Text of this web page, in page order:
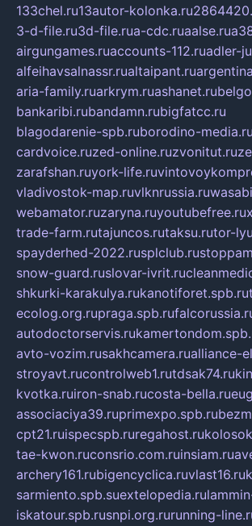
133chel.ru13autor-kolonka.ru
3-d-file.ru3d-file.rua-cdc.ruaalse.ru
airgungames.ruaccounts-112.ruadler-
alfeihavsalnassr.rualtaipant.ru
aria-family.ruarkrym.ruashanet.ru
bankaribi.rubandamn.rubigfatcc.ru
blagodarenie-spb.ruborodino-media.ru
cardvoice.ruzed-online.ruzvonitut.ru
zarafshan.ruyork-life.ru
vladivostok-map.ruvlknrussia.ru
webamator.ruzaryna.ruyoutubefree.ru
trade-farm.rutajuncos.rutaksu.rutor-
spayderhed-2022.rusplclub.ru
snow-guard.ruslovar-ivrit.ru
shkurki-karakulya.rukanotiforet.spb.ru
ecolog.org.rupraga.spb.ru
autodoctorservis.ru
avto-vozim.rusakhcamera.rualliance-
stroyavt.rucontrolweb1.rutdsak74.ru
kvotka.ruiron-snab.rucosta-bella.ru
associaciya39.ruprimexpo.spb.ru
cpt21.ruispecspb.ruregahost.ru
tae-kwon.ruconsrio.com.ruinsiam.ru
archery161.rubigencyclica.ruvlast16.ru
sarmiento.spb.suextelopedia.ru
iskatour.spb.rusnpi.org.rurunning-